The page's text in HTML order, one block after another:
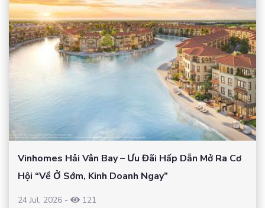
Vinhomes Hải Vân Bay – Ưu Đãi Hấp Dẫn Mở Ra Cơ
Hội “Về Ở Sớm, Kinh Doanh Ngay”
24 Jul, 2026 -
121